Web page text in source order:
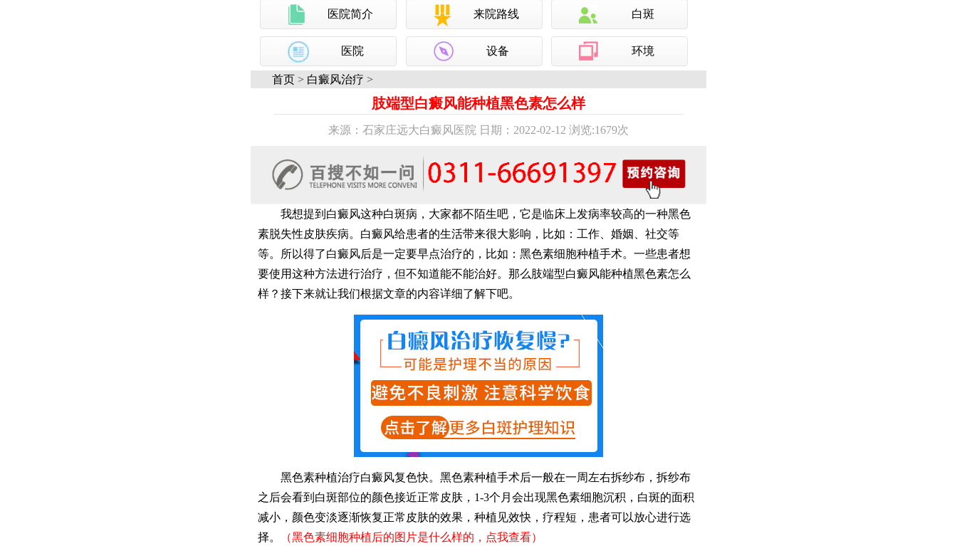
医院简介 来院路线 白斑
医院 设备 环境
首页 > 白癜风治疗 >
肢端型白癜风能种植黑色素怎么样
来源：石家庄远大白癜风医院 日期：2022-02-12 浏览:1679次
我想提到白癜风这种白斑病，大家都不陌生吧，它是临床上发病率较高的一种黑色
素脱失性皮肤疾病。白癜风给患者的生活带来很大影响，比如：工作、婚姻、社交等
等。所以得了白癜风后是一定要早点治疗的，比如：黑色素细胞种植手术。一些患者想
要使用这种方法进行治疗，但不知道能不能治好。那么肢端型白癜风能种植黑色素怎么
样？接下来就让我们根据文章的内容详细了解下吧。
黑色素种植治疗白癜风复色快。黑色素种植手术后一般在一周左右拆纱布，拆纱布
之后会看到白斑部位的颜色接近正常皮肤，1-3个月会出现黑色素细胞沉积，白斑的面积
减小，颜色变淡逐渐恢复正常皮肤的效果，种植见效快，疗程短，患者可以放心进行选
择。
（黑色素细胞种植后的图片是什么样的，点我查看）